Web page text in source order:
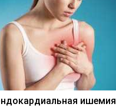
ишемия